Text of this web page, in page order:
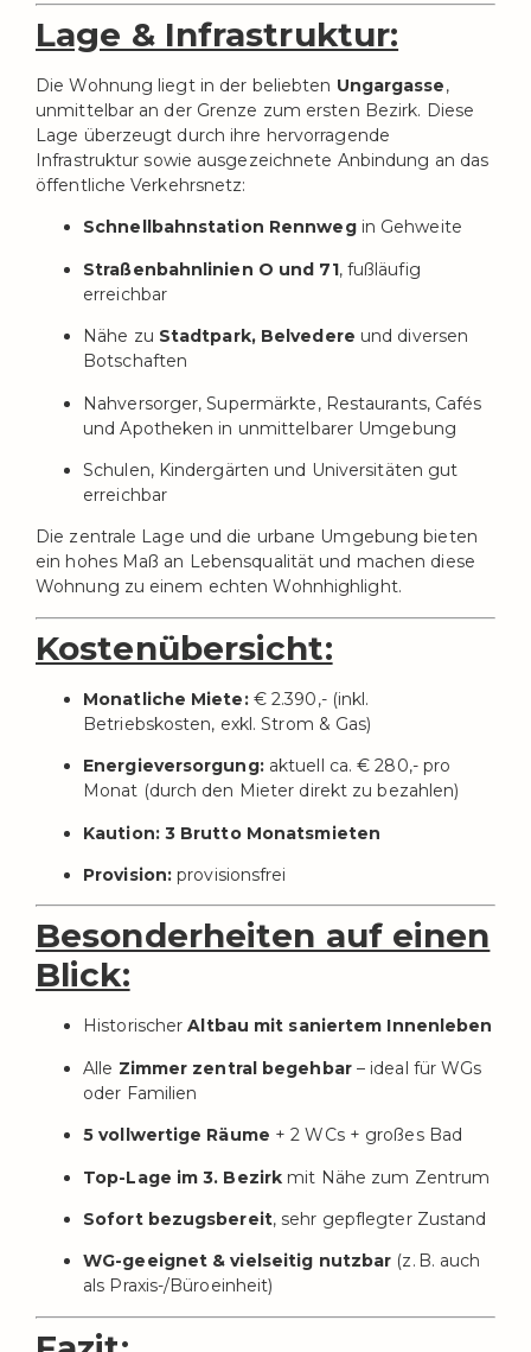
Lage & Infrastruktur:
Die Wohnung liegt in der beliebten Ungargasse,
unmittelbar an der Grenze zum ersten Bezirk. Diese
Lage überzeugt durch ihre hervorragende
Infrastruktur sowie ausgezeichnete Anbindung an das
öffentliche Verkehrsnetz:
Schnellbahnstation Rennwegin Gehweite
Straßenbahnlinien O und 71, fußläufig
erreichbar
Nähe zu Stadtpark, Belvedere und diversen
Botschaften
Nahversorger, Supermärkte, Restaurants, Cafés
und Apotheken in unmittelbarer Umgebung
Schulen, Kindergärten und Universitäten gut
erreichbar
Die zentrale Lage und die urbane Umgebung bieten
ein hohes Maß an Lebensqualität und machen diese
Wohnung zu einem echten Wohnhighlight.
Kostenübersicht:
Monatliche Miete:€ 2.390,- (inkl.
Betriebskosten, exkl. Strom & Gas)
Energieversorgung:aktuell ca. € 280,- pro
Monat (durch den Mieter direkt zu bezahlen)
Kaution: 3 Brutto Monatsmieten
Provision: provisionsfrei
Besonderheiten auf einen
Blick:
HistorischerAltbau mit saniertem Innenleben
Alle Zimmer zentral begehbar– ideal für WGs
oder Familien
5 vollwertige Räume + 2 WCs + großes Bad
Top-Lage im 3. Bezirk mit Nähe zum Zentrum
Sofort bezugsbereit, sehr gepflegter Zustand
WG-geeignet & vielseitig nutzbar (z. B. auch
als Praxis-/Büroeinheit)